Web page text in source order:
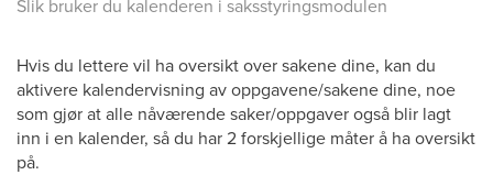
Slik bruker du kalenderen i saksstyringsmodulen
Hvis du lettere vil ha oversikt over sakene dine, kan du
aktivere kalendervisning av oppgavene/sakene dine, noe
som gjør at alle nåværende saker/oppgaver også blir lagt
inn i en kalender, så du har 2 forskjellige måter å ha oversikt
på.